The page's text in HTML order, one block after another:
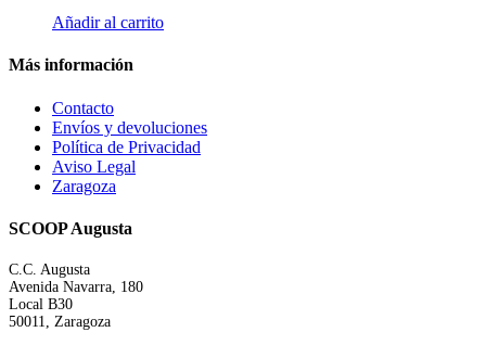
Añadir al carrito
Más información
Contacto
Envíos y devoluciones
Política de Privacidad
Aviso Legal
Zaragoza
SCOOP Augusta
C.C. Augusta
Avenida Navarra, 180
Local B30
50011, Zaragoza